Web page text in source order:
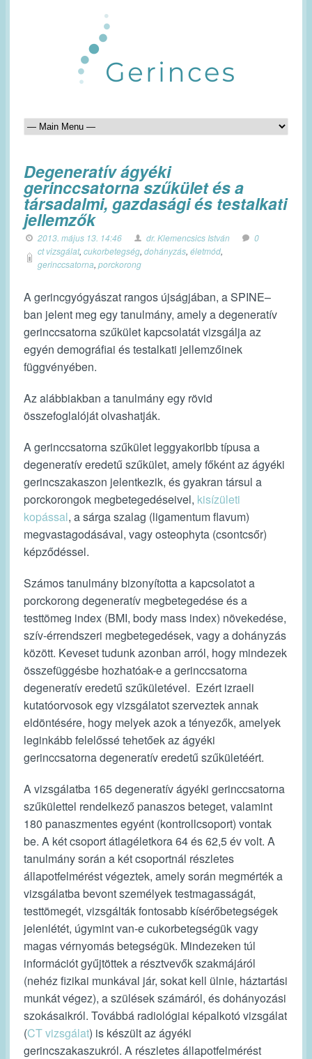
Degeneratív ágyéki
gerinccsatorna szűkület és a
társadalmi, gazdasági és testalkati
jellemzők
2013. május 13. 14:46 dr. Klemencsics István
0
ct vizsgálat, cukorbetegség, dohányzás, életmód,
gerinccsatorna, porckorong
A gerincgyógyászat rangos újságjában, a SPINE–
ban jelent meg egy tanulmány, amely a degeneratív
gerinccsatorna szűkület kapcsolatát vizsgálja az
egyén demográfiai és testalkati jellemzőinek
függvényében.
Az alábbiakban a tanulmány egy rövid
összefoglalóját olvashatják.
A gerinccsatorna szűkület leggyakoribb típusa a
degeneratív eredetű szűkület, amely főként az ágyéki
gerincszakaszon jelentkezik, és gyakran társul a
porckorongok megbetegedéseivel, kisízületi
kopással, a sárga szalag (ligamentum flavum)
megvastagodásával, vagy osteophyta (csontcsőr)
képződéssel.
Számos tanulmány bizonyította a kapcsolatot a
porckorong degeneratív megbetegedése és a
testtömeg index (BMI, body mass index) növekedése,
szív-érrendszeri megbetegedések, vagy a dohányzás
között. Keveset tudunk azonban arról, hogy mindezek
összefüggésbe hozhatóak-e a gerinccsatorna
degeneratív eredetű szűkületével. Ezért izraeli
kutatóorvosok egy vizsgálatot szerveztek annak
eldöntésére, hogy melyek azok a tényezők, amelyek
leginkább felelőssé tehetőek az ágyéki
gerinccsatorna degeneratív eredetű szűkületéért.
A vizsgálatba 165 degeneratív ágyéki gerinccsatorna
szűkülettel rendelkező panaszos beteget, valamint
180 panaszmentes egyént (kontrollcsoport) vontak
be. A két csoport átlagéletkora 64 és 62,5 év volt. A
tanulmány során a két csoportnál részletes
állapotfelmérést végeztek, amely során megmérték a
vizsgálatba bevont személyek testmagasságát,
testtömegét, vizsgálták fontosabb kísérőbetegségek
jelenlétét, úgymint van-e cukorbetegségük vagy
magas vérnyomás betegségük. Mindezeken túl
információt gyűjtöttek a résztvevők szakmájáról
(nehéz fizikai munkával jár, sokat kell ülnie, háztartási
munkát végez), a szülések számáról, és dohányozási
szokásaikról. Továbbá radiológiai képalkotó vizsgálat
(CT vizsgálat) is készült az ágyéki
gerincszakaszukról. A részletes állapotfelmérést